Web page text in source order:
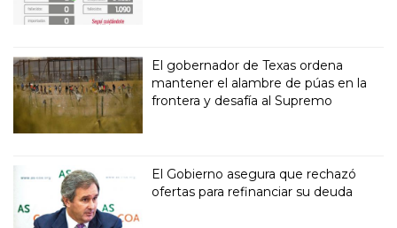
El gobernador de Texas ordena
mantener el alambre de púas en la
frontera y desafía al Supremo
El Gobierno asegura que rechazó
ofertas para refinanciar su deuda